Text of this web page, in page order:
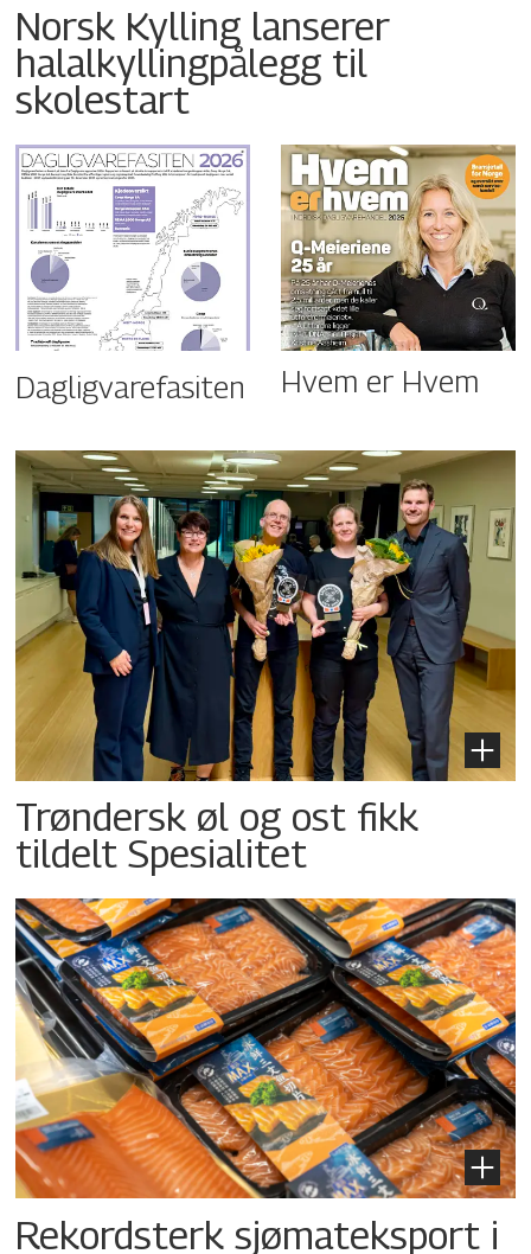
Norsk Kylling lanserer
halalkyllingpålegg til
skolestart
Dagligvarefasiten Hvem er Hvem
Trøndersk øl og ost fikk
tildelt Spesialitet
Rekordsterk sjømateksport i